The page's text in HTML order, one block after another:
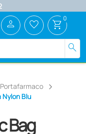
search
person favorite_border shopping_cart 0
Nylon Blu
Bag